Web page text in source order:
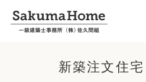
新築注文住